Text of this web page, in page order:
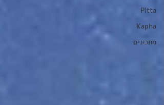
Pitta
Kapha
מתכונים